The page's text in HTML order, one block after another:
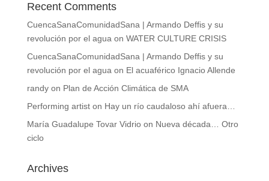
Recent Comments
CuencaSanaComunidadSana | Armando Deffis y su
revolución por el aguaon WATER CULTURE CRISIS
CuencaSanaComunidadSana | Armando Deffis y su
revolución por el aguaon El acuaférico Ignacio Allende
randyon Plan de Acción Climática de SMA
Performing artiston Hay un río caudaloso ahí afuera…
María Guadalupe Tovar Vidrioon Nueva década… Otro
ciclo
Archives